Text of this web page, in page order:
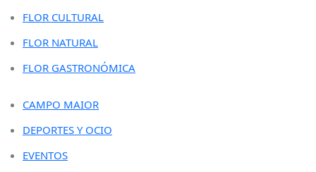
FLOR CULTURAL
FLOR NATURAL
FLOR GASTRONÓMICA
CAMPO MAIOR
DEPORTES Y OCIO
EVENTOS